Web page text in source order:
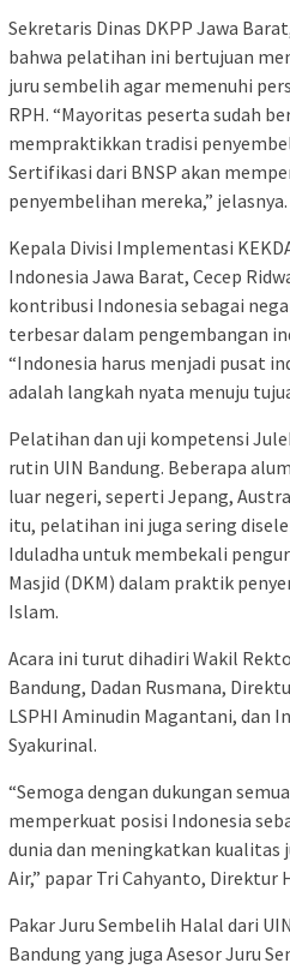
Sekretaris Dinas DKPP Jawa
bahwa pelatihan ini bertujuan
juru sembelih agar memenuhi
RPH. “Mayoritas peserta sudah
mempraktikkan tradisi
Sertifikasi dari BNSP akan
penyembelihan mereka,” jelasnya.
Kepala Divisi Implementasi
Indonesia Jawa Barat, Cecep
kontribusi Indonesia sebagai
terbesar dalam pengembangan
“Indonesia harus menjadi pusat
adalah langkah nyata menuju
Pelatihan dan uji kompetensi
rutin UIN Bandung. Beberapa
luar negeri, seperti Jepang,
itu, pelatihan ini juga sering
Iduladha untuk membekali
Masjid (DKM) dalam praktik
Islam.
Acara ini turut dihadiri Wakil
Bandung, Dadan Rusmana,
LSPHI Aminudin Magantani, dan
Syakurinal.
“Semoga dengan dukungan
memperkuat posisi Indonesia
dunia dan meningkatkan kualitas
Air,” papar Tri Cahyanto, Direktur
Pakar Juru Sembelih Halal dari
Bandung yang juga Asesor Juru